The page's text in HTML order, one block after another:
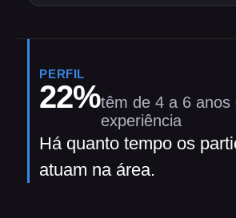
PERFIL
22%têm de 4 a 6 anos
experiência
Há quanto tempo os
atuam na área.